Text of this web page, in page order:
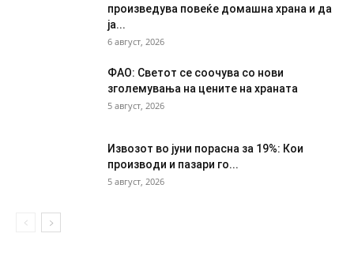
произведува повеќе домашна храна и да
ја...
6 август, 2026
ФАО: Светот се соочува со нови
зголемувања на цените на храната
5 август, 2026
Извозот во јуни порасна за 19%: Кои
производи и пазари го...
5 август, 2026